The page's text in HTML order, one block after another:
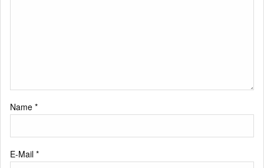
Name *
E-Mail *